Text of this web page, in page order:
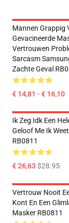
Mannen Grappig
Gevacineerde
Vertrouwen
Sarcasm
Zachte Geval
€ 14,81 - € 16,10
Ik Zeg Idk Een
Geloof Me Ik
RB0811
€ 26,63 $28.95
Vertrouw Nooit
Kont En Een
Masker RB0811